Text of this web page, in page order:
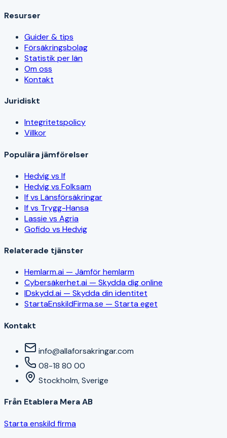
Resurser
Guider & tips
Försäkringsbolag
Statistik per län
Om oss
Kontakt
Juridiskt
Integritetspolicy
Villkor
Populära jämförelser
Hedvig vs If
Hedvig vs Folksam
If vs Länsförsäkringar
If vs Trygg-Hansa
Lassie vs Agria
Gofido vs Hedvig
Relaterade tjänster
Hemlarm.ai — Jämför hemlarm
Cybersäkerhet.ai — Skydda dig online
IDskydd.ai — Skydda din identitet
StartaEnskildFirma.se — Starta eget
Kontakt
info@allaforsakringar.com
08-18 80 00
Stockholm, Sverige
Från Etablera Mera AB
Starta enskild firma